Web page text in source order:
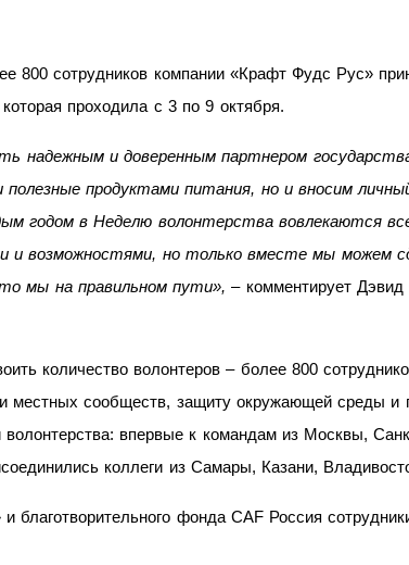
800 сотрудников компании «Крафт Фудс Рус»
проходила с 3 по 9 октября.
надежным и доверенным партнером
продуктами питания, но и вносим
годом в Неделю волонтерства вовлекаются
и возможностями, но только вместе мы можем
мы на правильном пути», – комментирует
количество волонтеров – более 800
местных сообществ, защиту окружающей среды
впервые к командам из Москвы,
коллеги из Самары, Казани,
благотворительного фонда CAF Россия